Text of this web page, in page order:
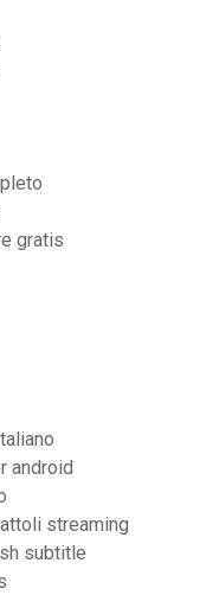
gratis
android
streaming
subtitle